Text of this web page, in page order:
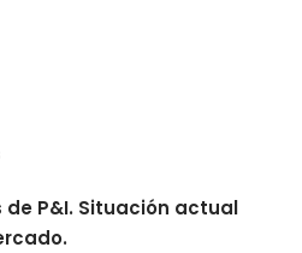
de P&I. Situación actual